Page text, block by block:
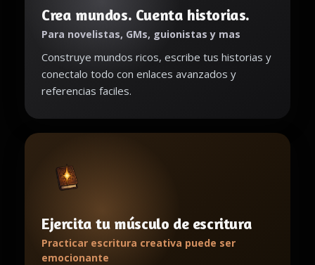
Crea mundos. Cuenta historias.
Para novelistas, GMs, guionistas y mas
Construye mundos ricos, escribe tus historias y
conectalo todo con enlaces avanzados y
referencias faciles.
Ejercita tu músculo de escritura
Practicar escritura creativa puede ser
emocionante